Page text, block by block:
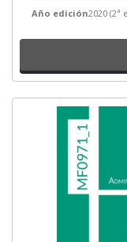
Año edición2020 (2ª